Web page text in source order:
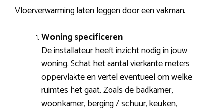
Vloerverwarming laten leggen door een vakman.
Woning specificeren
De installateur heeft inzicht nodig in jouw
woning. Schat het aantal vierkante meters
oppervlakte en vertel eventueel om welke
ruimtes het gaat. Zoals de badkamer,
woonkamer, berging / schuur, keuken,